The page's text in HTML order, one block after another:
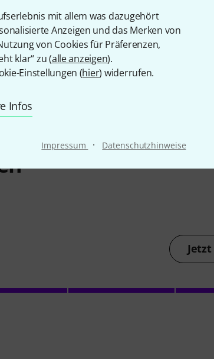
mit allem was dazugehört
Anzeigen und das Merken von
von Cookies für Präferenzen,
klar“ zu (alle anzeigen).
Einstellungen (hier) widerrufen.
Infos
Impressum · Datenschutzhinweise
3
VerlagBeethoven
op.24
CHF
Henle Verlag
d'Amour Piano
9,50 CHF